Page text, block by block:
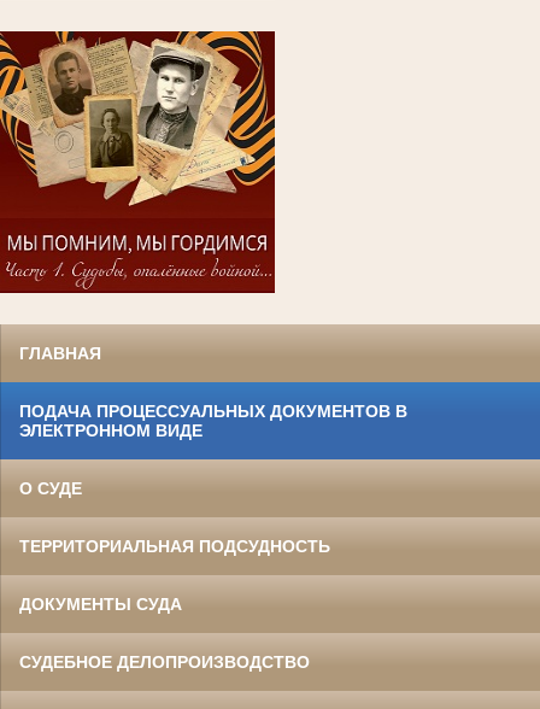
ГЛАВНАЯ
ПОДАЧА ПРОЦЕССУАЛЬНЫХ ДОКУМЕНТОВ В
ЭЛЕКТРОННОМ ВИДЕ
О СУДЕ
ТЕРРИТОРИАЛЬНАЯ ПОДСУДНОСТЬ
ДОКУМЕНТЫ СУДА
СУДЕБНОЕ ДЕЛОПРОИЗВОДСТВО